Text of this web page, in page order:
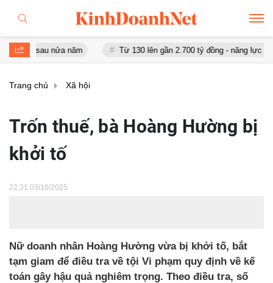
nửa năm Từ 130 lên gần 2.700 tỷ đồng - năng lực tài chính
Trang chủ Xã hội
Trốn thuế, bà Hoàng Hường bị
khởi tố
22:31 03/10/2025
Nữ doanh nhân Hoàng Hường vừa bị khởi tố, bắt
tạm giam để điều tra về tội Vi phạm quy định về kế
toán gây hậu quả nghiêm trọng. Theo điều tra, số